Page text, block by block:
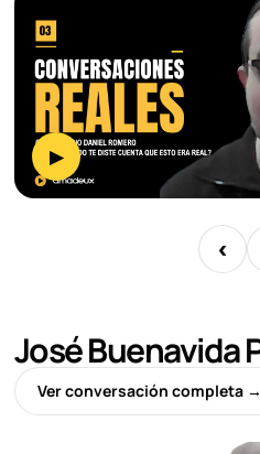
▶
‹
José Buenavida
Ver conversación completa →